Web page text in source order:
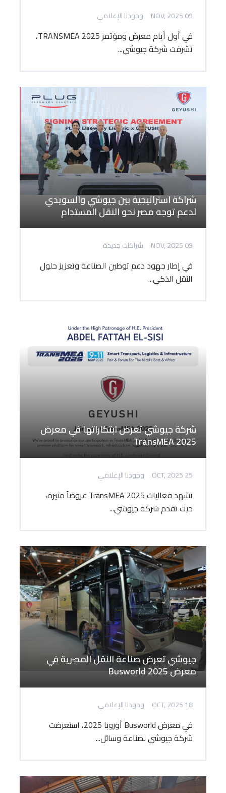
09 NOV, 2025 وجودنا الإعلامي
في أول أيام معرض ومؤتمر TRANSMEA 2025،
تشرفت شركة جيوشي...
شراكة استراتيجية بين جيوشي والسويدي
لدعم توجه مصر نحو النقل المستدام
09 NOV, 2025 شراكات جديدة
في إطار جهود دعم توطين الصناعة وتعزيز حلول
النقل الذكي...
شركة جيوشي تعرض ابتكاراتها في معرض
TransMEA 2025
25 OCT, 2025 وجودنا الإعلامي
تشهد فعاليات TransMEA 2025 عروضاً مثيرة،
حيث تقدم شركة جيوشي...
جيوشي تعرض صناعة النقل المصرية في
معرض Busworld 2025
18 OCT, 2025 وجودنا الإعلامي
في معرض Busworld أوروبا 2025، استعرضت
شركة جيوشي لصناعة وسائل...